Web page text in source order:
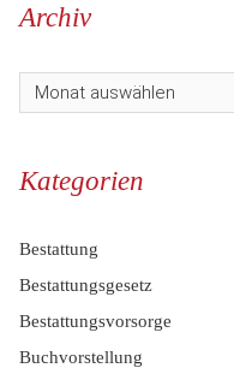
Archiv
Kategorien
Bestattung
Bestattungsgesetz
Bestattungsvorsorge
Buchvorstellung